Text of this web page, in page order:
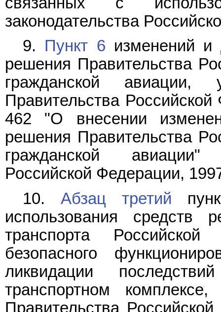
законодательства
9. Пункт 6 изменений и
решения Правительства
гражданской авиации,
Правительства
462 "О внесении
решения Правительства
гражданской авиации"
Российской Федерации,
10. Абзац третий
использования средств
транспорта
безопасного
ликвидации
транспортном
Правительства